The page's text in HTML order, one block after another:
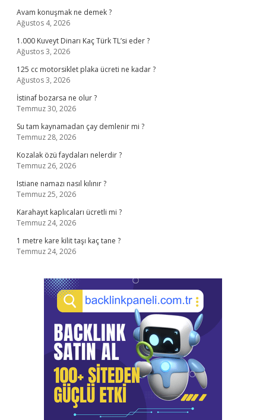
Avam konuşmak ne demek ?
Ağustos 4, 2026
1.000 Kuveyt Dinarı Kaç Türk TL’si eder ?
Ağustos 3, 2026
125 cc motorsiklet plaka ücreti ne kadar ?
Ağustos 3, 2026
İstinaf bozarsa ne olur ?
Temmuz 30, 2026
Su tam kaynamadan çay demlenir mi ?
Temmuz 28, 2026
Kozalak özü faydaları nelerdir ?
Temmuz 26, 2026
Istiane namazı nasıl kılınır ?
Temmuz 25, 2026
Karahayıt kaplıcaları ücretli mi ?
Temmuz 24, 2026
1 metre kare kilit taşı kaç tane ?
Temmuz 24, 2026